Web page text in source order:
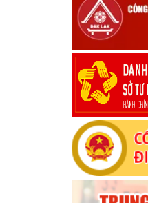
Bộ Quốc
chính đủ điều
toàn trình,
tử
(09/10/2025)
Bộ Chính trị,
cấp, phân
quyền địa
(08/10/2025)